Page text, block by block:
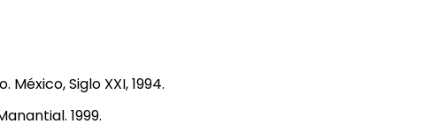
Siglo XXI, 1994.
1999.